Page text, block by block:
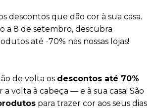
descontos que dão cor à sua casa.
a 8 de setembro, descubra
até -70% nas nossas lojas!
de volta os descontos até 70%
volta à cabeça — e à sua casa! São
para trazer cor aos seus dias